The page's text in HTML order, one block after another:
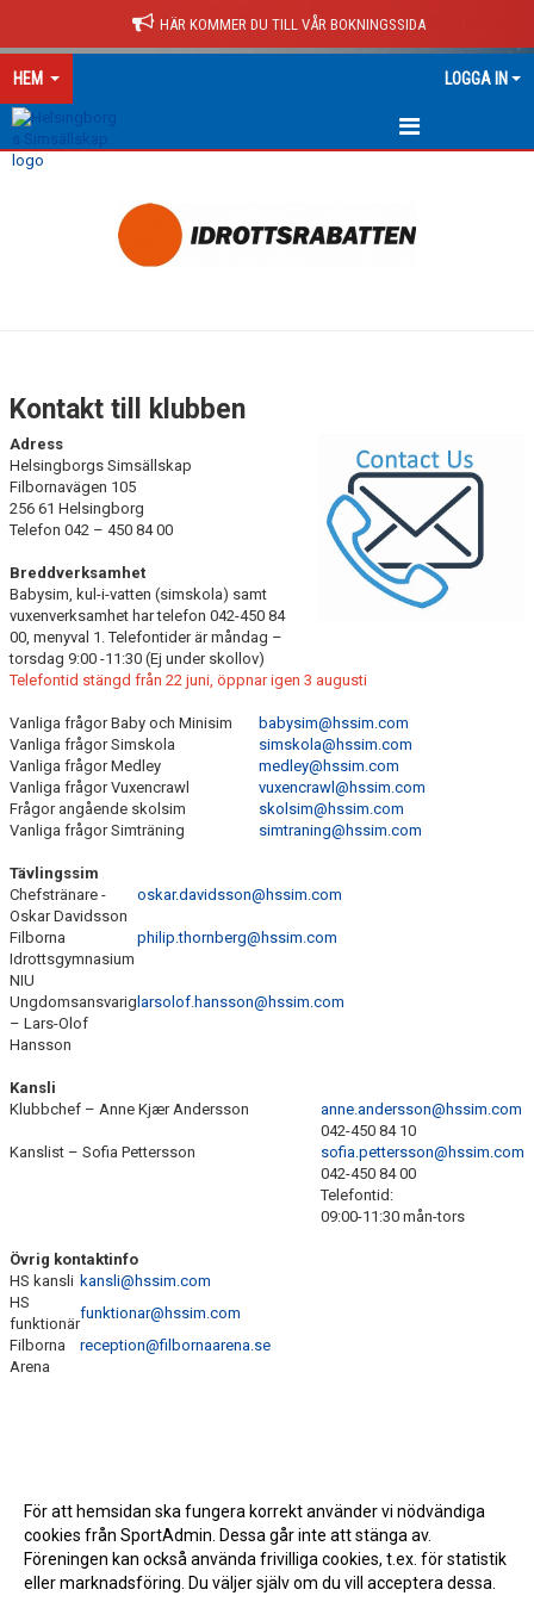
HÄR KOMMER DU TILL VÅR BOKNINGSSIDA
HEM LOGGA IN
HEM
KANSLI
VÄRDEGRUND & POLICIES
VISSELBLÅSNINGSFUNKTION
VERKSAMHETSBERÄTTELSE
GDPR
Kontakt till klubben
Adress
Helsingborgs Simsällskap
Filbornavägen 105
256 61 Helsingborg
Telefon 042 – 450 84 00
Breddverksamhet
Babysim, kul-i-vatten (simskola) samt
vuxenverksamhet har telefon 042-450 84
00, menyval 1. Telefontider är måndag –
torsdag 9:00 -11:30 (Ej under skollov)
Telefontid stängd från 22 juni, öppnar igen 3 augusti
Vanliga frågor Baby och Minisim
babysim@hssim.com
Vanliga frågor Simskola
simskola@hssim.com
Vanliga frågor Medley
medley@hssim.com
Vanliga frågor Vuxencrawl
vuxencrawl@hssim.com
Frågor angående skolsim
skolsim@hssim.com
Vanliga frågor Simträning
simtraning@hssim.com
Tävlingssim
Chefstränare -
Oskar Davidsson
oskar.davidsson@hssim.com
Filborna
Idrottsgymnasium
NIU
philip.thornberg@hssim.com
Ungdomsansvarig
– Lars-Olof
Hansson
larsolof.hansson@hssim.com
Kansli
Klubbchef – Anne Kjær Andersson
anne.andersson@hssim.com
042-450 84 10
Kanslist – Sofia Pettersson
sofia.pettersson@hssim.com
042-450 84 00
Telefontid:
09:00-11:30 mån-tors
Övrig kontaktinfo
HS kansli kansli@hssim.com
HS
funktionär
funktionar@hssim.com
Filborna
Arena
reception@filbornaarena.se
För att hemsidan ska fungera korrekt använder vi nödvändiga
cookies från SportAdmin. Dessa går inte att stänga av.
Föreningen kan också använda frivilliga cookies, t.ex. för statistik
eller marknadsföring. Du väljer själv om du vill acceptera dessa.